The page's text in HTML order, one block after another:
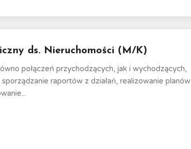
ds. Nieruchomości (M/K)
połączeń przychodzących, jak i wychodzących,
raportów z działań, realizowanie planów